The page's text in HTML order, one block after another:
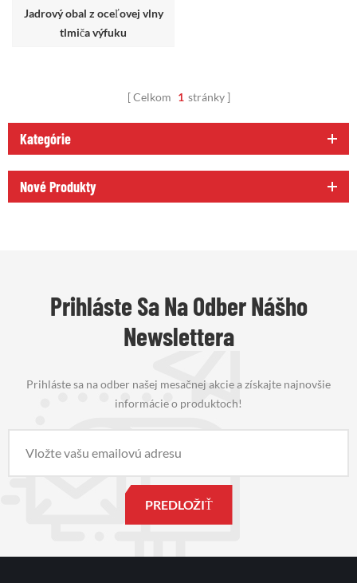
Jadrový obal z oceľovej vlny
tlmiča výfuku
Celkom 1 stránky
Kategórie
Nové Produkty
Prihláste Sa Na Odber Nášho
Newslettera
Prihláste sa na odber našej mesačnej akcie a získajte najnovšie
informácie o produktoch!